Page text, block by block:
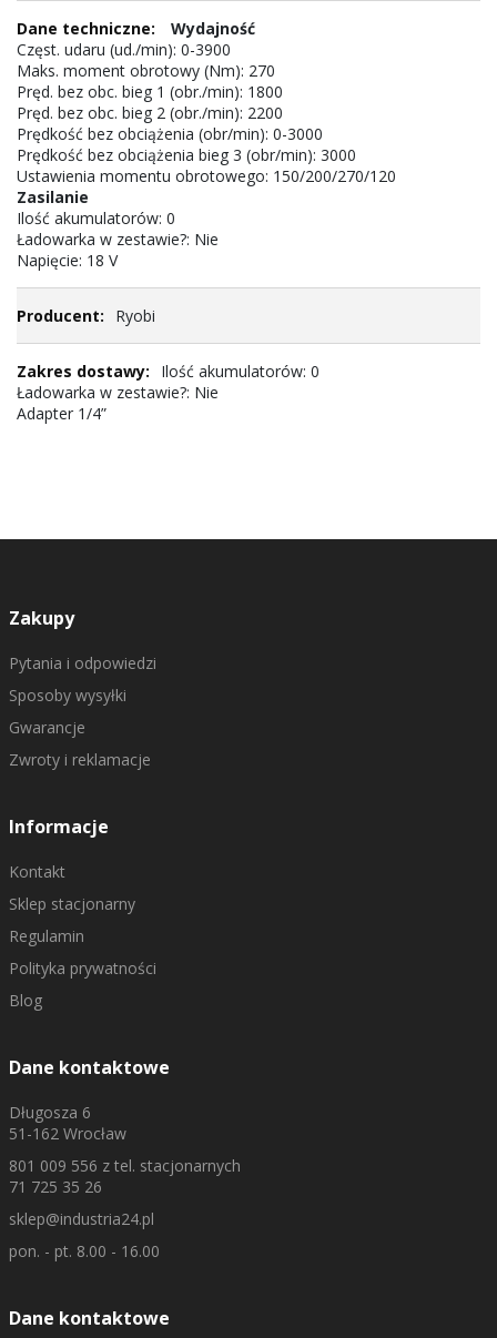
Wydajność
Częst. udaru (ud./min): 0-3900
Maks. moment obrotowy (Nm): 270
Pręd. bez obc. bieg 1 (obr./min): 1800
Pręd. bez obc. bieg 2 (obr./min): 2200
Prędkość bez obciążenia (obr/min): 0-3000
Prędkość bez obciążenia bieg 3 (obr/min): 3000
Ustawienia momentu obrotowego: 150/200/270/120
Zasilanie
Ilość akumulatorów: 0
Ładowarka w zestawie?: Nie
Napięcie: 18 V
Ryobi
Ilość akumulatorów: 0
Ładowarka w zestawie?: Nie
Adapter 1/4”
Zakupy
Pytania i odpowiedzi
Sposoby wysyłki
Gwarancje
Zwroty i reklamacje
Informacje
Kontakt
Sklep stacjonarny
Regulamin
Polityka prywatności
Blog
Dane kontaktowe
Długosza 6
51-162 Wrocław
801 009 556 z tel. stacjonarnych
71 725 35 26
sklep@industria24.pl
pon. - pt. 8.00 - 16.00
Dane kontaktowe